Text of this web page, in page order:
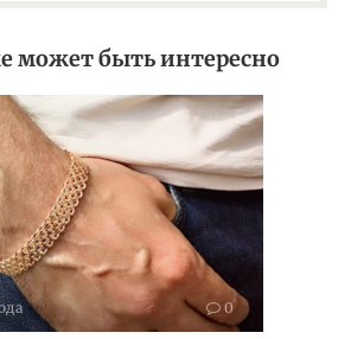
может быть интересно
0